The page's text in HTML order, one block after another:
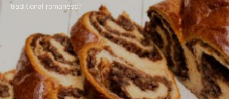
traditional romanesc?